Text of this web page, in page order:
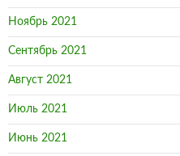
Ноябрь 2021
Сентябрь 2021
Август 2021
Июль 2021
Июнь 2021